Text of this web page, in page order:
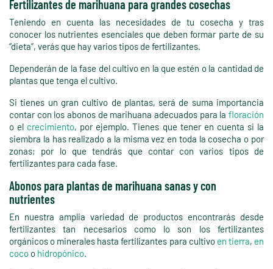
Fertilizantes de marihuana para grandes cosechas
Teniendo en cuenta las necesidades de tu cosecha y tras
conocer los nutrientes esenciales que deben formar parte de su
“dieta”, verás que hay varios tipos de fertilizantes.
Dependerán de la fase del cultivo en la que estén o la cantidad de
plantas que tenga el cultivo.
Si tienes un gran cultivo de plantas, será de suma importancia
contar con los abonos de marihuana adecuados para la floración
o el crecimiento, por ejemplo. Tienes que tener en cuenta si la
siembra la has realizado a la misma vez en toda la cosecha o por
zonas; por lo que tendrás que contar con varios tipos de
fertilizantes para cada fase.
Abonos para plantas de marihuana sanas y con
nutrientes
En nuestra amplia variedad de productos encontrarás desde
fertilizantes tan necesarios como lo son los fertilizantes
orgánicos o minerales hasta fertilizantes para cultivo en tierra, en
coco o hidropónico.